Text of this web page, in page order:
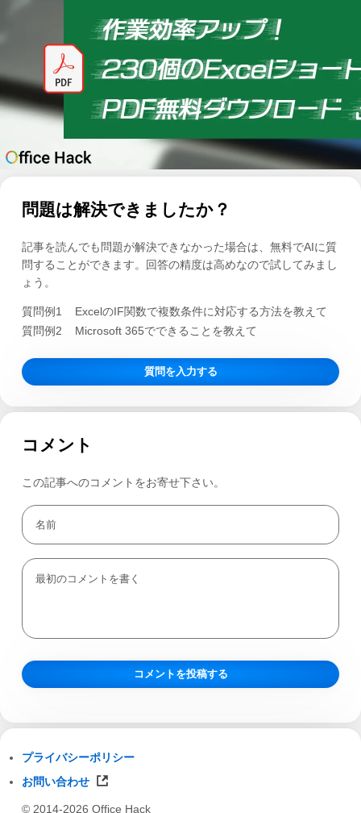
問題は解決できましたか？
記事を読んでも問題が解決できなかった場合は、無料でAIに質
問することができます。回答の精度は高めなので試してみまし
ょう。
質問例1
ExcelのIF関数で複数条件に対応する方法を教えて
質問例2
Microsoft 365でできることを教えて
質問を入力する
コメント
この記事へのコメントをお寄せ下さい。
プライバシーポリシー
お問い合わせ
© 2014-2026 Office Hack